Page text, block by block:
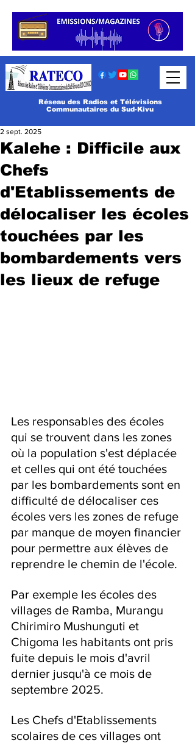
Réseau des Radios et Télévisions
Communautaires du Sud-Kivu
Kalehe : Difficile aux
Chefs
d'Etablissements de
délocaliser les écoles
touchées par les
bombardements vers
les lieux de refuge
2 sept. 2025
Les responsables des écoles
qui se trouvent dans les zones
où la population s'est déplacée
et celles qui ont été touchées
par les bombardements sont en
difficulté de délocaliser ces
écoles vers les zones de refuge
par manque de moyen financier
pour permettre aux élèves de
reprendre le chemin de l'école.
Par exemple les écoles des
villages de Ramba, Murangu
Chirimiro Mushunguti et
Chigoma les habitants ont pris
fuite depuis le mois d'avril
dernier jusqu'à ce mois de
septembre 2025.
Les Chefs d'Etablissements
scolaires de ces villages ont